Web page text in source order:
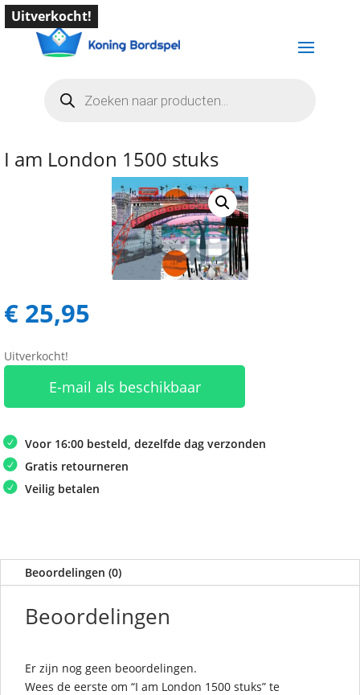
zoeken
Uitverkocht!
I am London 1500 stuks
€ 25,95
Uitverkocht!
E-mail als beschikbaar
Voor 16:00 besteld, dezelfde dag verzonden
Gratis retourneren
Veilig betalen
Beoordelingen (0)
Beoordelingen
Er zijn nog geen beoordelingen.
Wees de eerste om “I am London 1500 stuks” te